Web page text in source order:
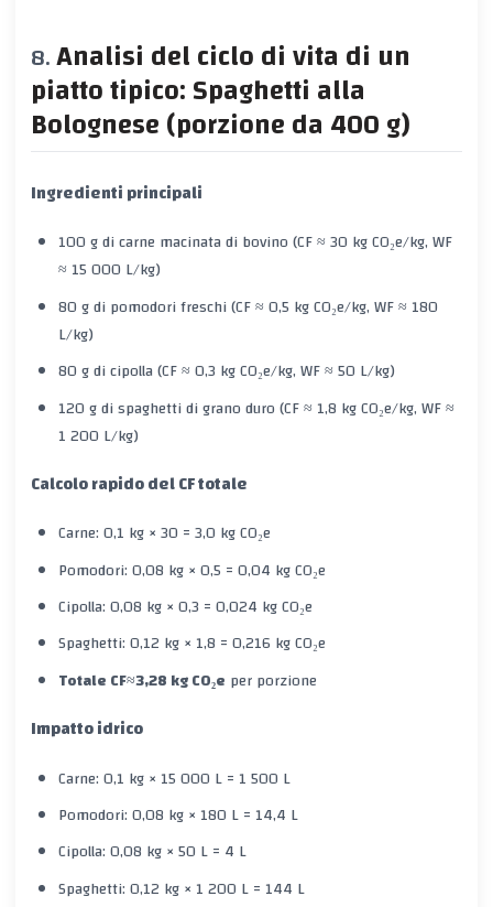
Analisi del ciclo di vita di un
piatto tipico: Spaghetti alla
Bolognese (porzione da 400 g)
Ingredienti principali
100 g di carne macinata di bovino (CF ≈ 30 kg CO₂e/kg, WF
≈ 15 000 L/kg)
80 g di pomodori freschi (CF ≈ 0,5 kg CO₂e/kg, WF ≈ 180
L/kg)
80 g di cipolla (CF ≈ 0,3 kg CO₂e/kg, WF ≈ 50 L/kg)
120 g di spaghetti di grano duro (CF ≈ 1,8 kg CO₂e/kg, WF ≈
1 200 L/kg)
Calcolo rapido del CF totale
Carne: 0,1 kg × 30 = 3,0 kg CO₂e
Pomodori: 0,08 kg × 0,5 = 0,04 kg CO₂e
Cipolla: 0,08 kg × 0,3 = 0,024 kg CO₂e
Spaghetti: 0,12 kg × 1,8 = 0,216 kg CO₂e
Totale CF≈3,28 kg CO₂e per porzione
Impatto idrico
Carne: 0,1 kg × 15 000 L = 1 500 L
Pomodori: 0,08 kg × 180 L = 14,4 L
Cipolla: 0,08 kg × 50 L = 4 L
Spaghetti: 0,12 kg × 1 200 L = 144 L